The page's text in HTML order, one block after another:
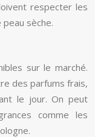
respecter les
peau sèche.
sur le marché.
des parfums frais,
le jour. On peut
comme les